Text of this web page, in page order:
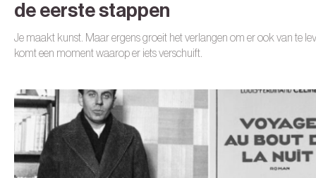
de eerste stappen
Je maakt kunst. Maar ergens groeit het verlangen om er ook van te
komt een moment waarop er iets verschuift.